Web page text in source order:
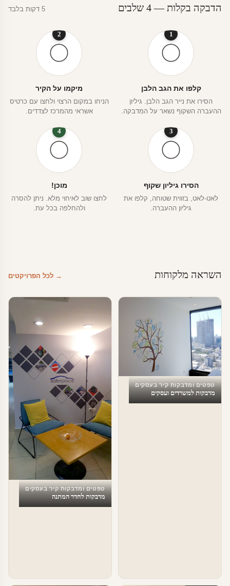
הדבקה בקלות — 4 שלבים 5 דקות בלבד
1
קלפו את הגב הלבן
הסירו את נייר הגב הלבן. גיליון
ההעברה השקוף נשאר על המדבקה.
2
מיקמו על הקיר
הניחו במקום הרצוי ולחצו עם כרטיס
אשראי מהמרכז לצדדים.
3
הסירו גיליון שקוף
לאט-לאט, בזווית שטוחה, קלפו את
גיליון ההעברה.
4
מוכן!
לחצו שוב לאיחוי מלא. ניתן להסרה
ולהחלפה בכל עת.
השראה מלקוחות → לכל הפרויקטים
טפטים ומדבקות קיר בעסקים
מדבקות למשרדים ועסקים
טפטים ומדבקות קיר בעסקים
מדבקות לחדר המתנה